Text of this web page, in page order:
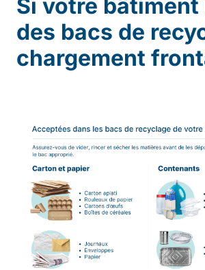
Si votre
des bacs de
chargement